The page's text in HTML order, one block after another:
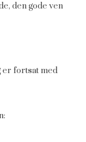
den gode ven
er fortsat med